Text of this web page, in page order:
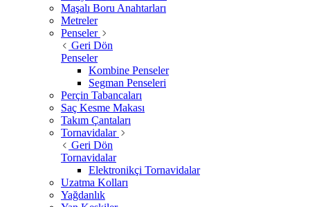
Maşalı Boru Anahtarları
Metreler
Penseler
Geri Dön
Penseler
Kombine Penseler
Segman Penseleri
Perçin Tabancaları
Saç Kesme Makası
Takım Çantaları
Tornavidalar
Geri Dön
Tornavidalar
Elektronikçi Tornavidalar
Uzatma Kolları
Yağdanlık